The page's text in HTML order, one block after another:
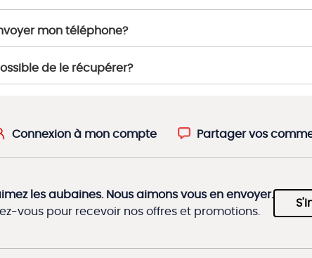
mon téléphone?
de le récupérer?
Connexion à mon compte Partager vos
les aubaines. Nous aimons vous en envoyer.
vous pour recevoir nos offres et promotions.